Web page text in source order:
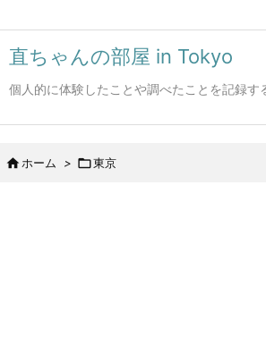
直ちゃんの部屋 in Tokyo
個人的に体験したことや調べたことを記録す
 ホーム > 東京